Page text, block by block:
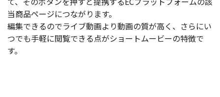
当商品ページにつながります。
編集できるのでライブ動画より動画の質が高く、さらにい
つでも手軽に閲覧できる点がショートムービーの特徴で
す。